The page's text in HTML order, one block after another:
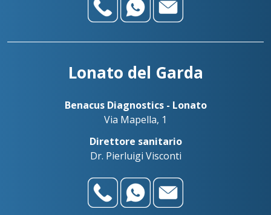
Lonato del Garda
Benacus Diagnostics - Lonato
Via Mapella, 1
Direttore sanitario
Dr. Pierluigi Visconti